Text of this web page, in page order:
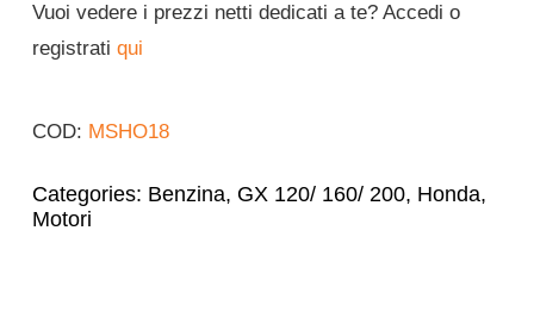
Vuoi vedere i prezzi netti dedicati a te? Accedi o
registrati qui
COD: MSHO18
Categories: Benzina, GX 120/ 160/ 200, Honda,
Motori